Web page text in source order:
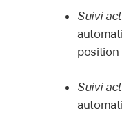
Suivi
position
Suivi